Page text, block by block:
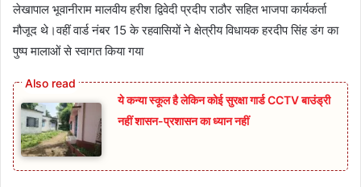
लेखापाल भूवानीराम मालवीय हरीश द्विवेदी प्रदीप राठौर सहित भाजपा कार्यकर्ता
मौजूद थे।वहीं वार्ड नंबर 15 के रहवासियों ने क्षेत्रीय विधायक हरदीप सिंह डंग का
पुष्प मालाओं से स्वागत किया गया
ये कन्या स्कूल है लेकिन कोई सुरक्षा गार्ड CCTV बाउंड्री
नहीं शासन-प्रशासन का ध्यान नहीं